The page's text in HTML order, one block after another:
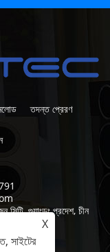
তদন্ত প্রেরণ
সিটি, গুয়াংডং প্রদেশ, চীন
X
সাইটের